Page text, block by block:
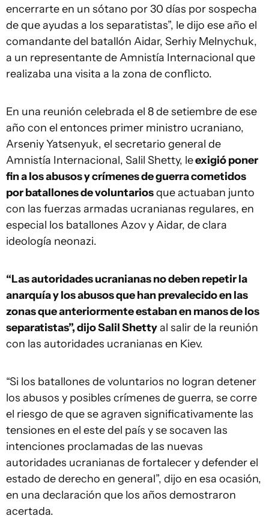
encerrarte en un sótano por 30 días por sospecha
de que ayudas a los separatistas”, le dijo ese año el
comandante del batallón Aidar, Serhiy Melnychuk,
a un representante de Amnistía Internacional que
realizaba una visita a la zona de conflicto.
En una reunión celebrada el 8 de setiembre de ese
año con el entonces primer ministro ucraniano,
Arseniy Yatsenyuk, el secretario general de
Amnistía Internacional, Salil Shetty, leexigió poner
fin a los abusos y crímenes de guerra cometidos
por batallones de voluntariosque actuaban junto
con las fuerzas armadas ucranianas regulares, en
especial los batallones Azov y Aidar, de clara
ideología neonazi.
“Las autoridades ucranianas no deben repetir la
anarquía y los abusos que han prevalecido en las
zonas que anteriormente estaban en manos de los
separatistas”, dijo Salil Shettyal salir de la reunión
con las autoridades ucranianas en Kiev.
“Si los batallones de voluntarios no logran detener
los abusos y posibles crímenes de guerra, se corre
el riesgo de que se agraven significativamente las
tensiones en el este del país y se socaven las
intenciones proclamadas de las nuevas
autoridades ucranianas de fortalecer y defender el
estado de derecho en general”, dijo en esa ocasión,
en una declaración que los años demostraron
acertada.